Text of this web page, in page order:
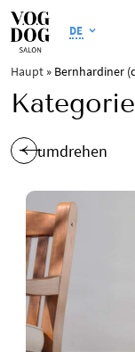
DE
Haupt » Bernhardiner
umdrehen